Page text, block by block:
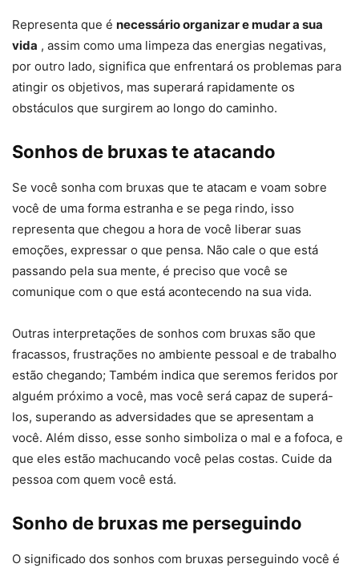
Representa que é necessário organizar e mudar a sua
vida , assim como uma limpeza das energias negativas,
por outro lado, significa que enfrentará os problemas para
atingir os objetivos, mas superará rapidamente os
obstáculos que surgirem ao longo do caminho.
Sonhos de bruxas te atacando
Se você sonha com bruxas que te atacam e voam sobre
você de uma forma estranha e se pega rindo, isso
representa que chegou a hora de você liberar suas
emoções, expressar o que pensa. Não cale o que está
passando pela sua mente, é preciso que você se
comunique com o que está acontecendo na sua vida.
Outras interpretações de sonhos com bruxas são que
fracassos, frustrações no ambiente pessoal e de trabalho
estão chegando; Também indica que seremos feridos por
alguém próximo a você, mas você será capaz de superá-
los, superando as adversidades que se apresentam a
você. Além disso, esse sonho simboliza o mal e a fofoca, e
que eles estão machucando você pelas costas. Cuide da
pessoa com quem você está.
Sonho de bruxas me perseguindo
O significado dos sonhos com bruxas perseguindo você é